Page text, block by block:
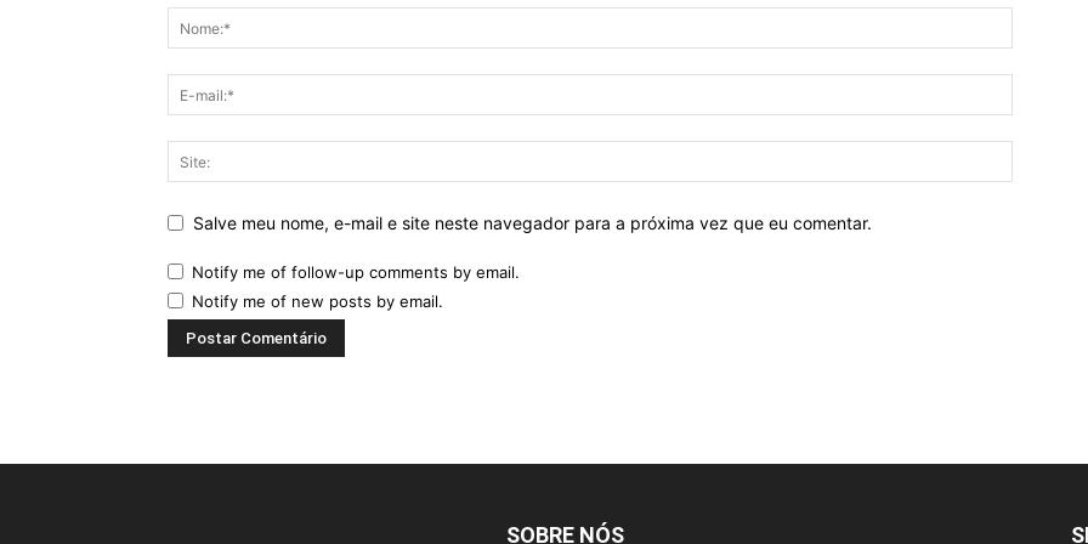
Salve meu nome, e-mail e site neste navegador para a próxima vez que eu comentar.
Notify me of follow-up comments by email.
Notify me of new posts by email.
SOBRE NÓS